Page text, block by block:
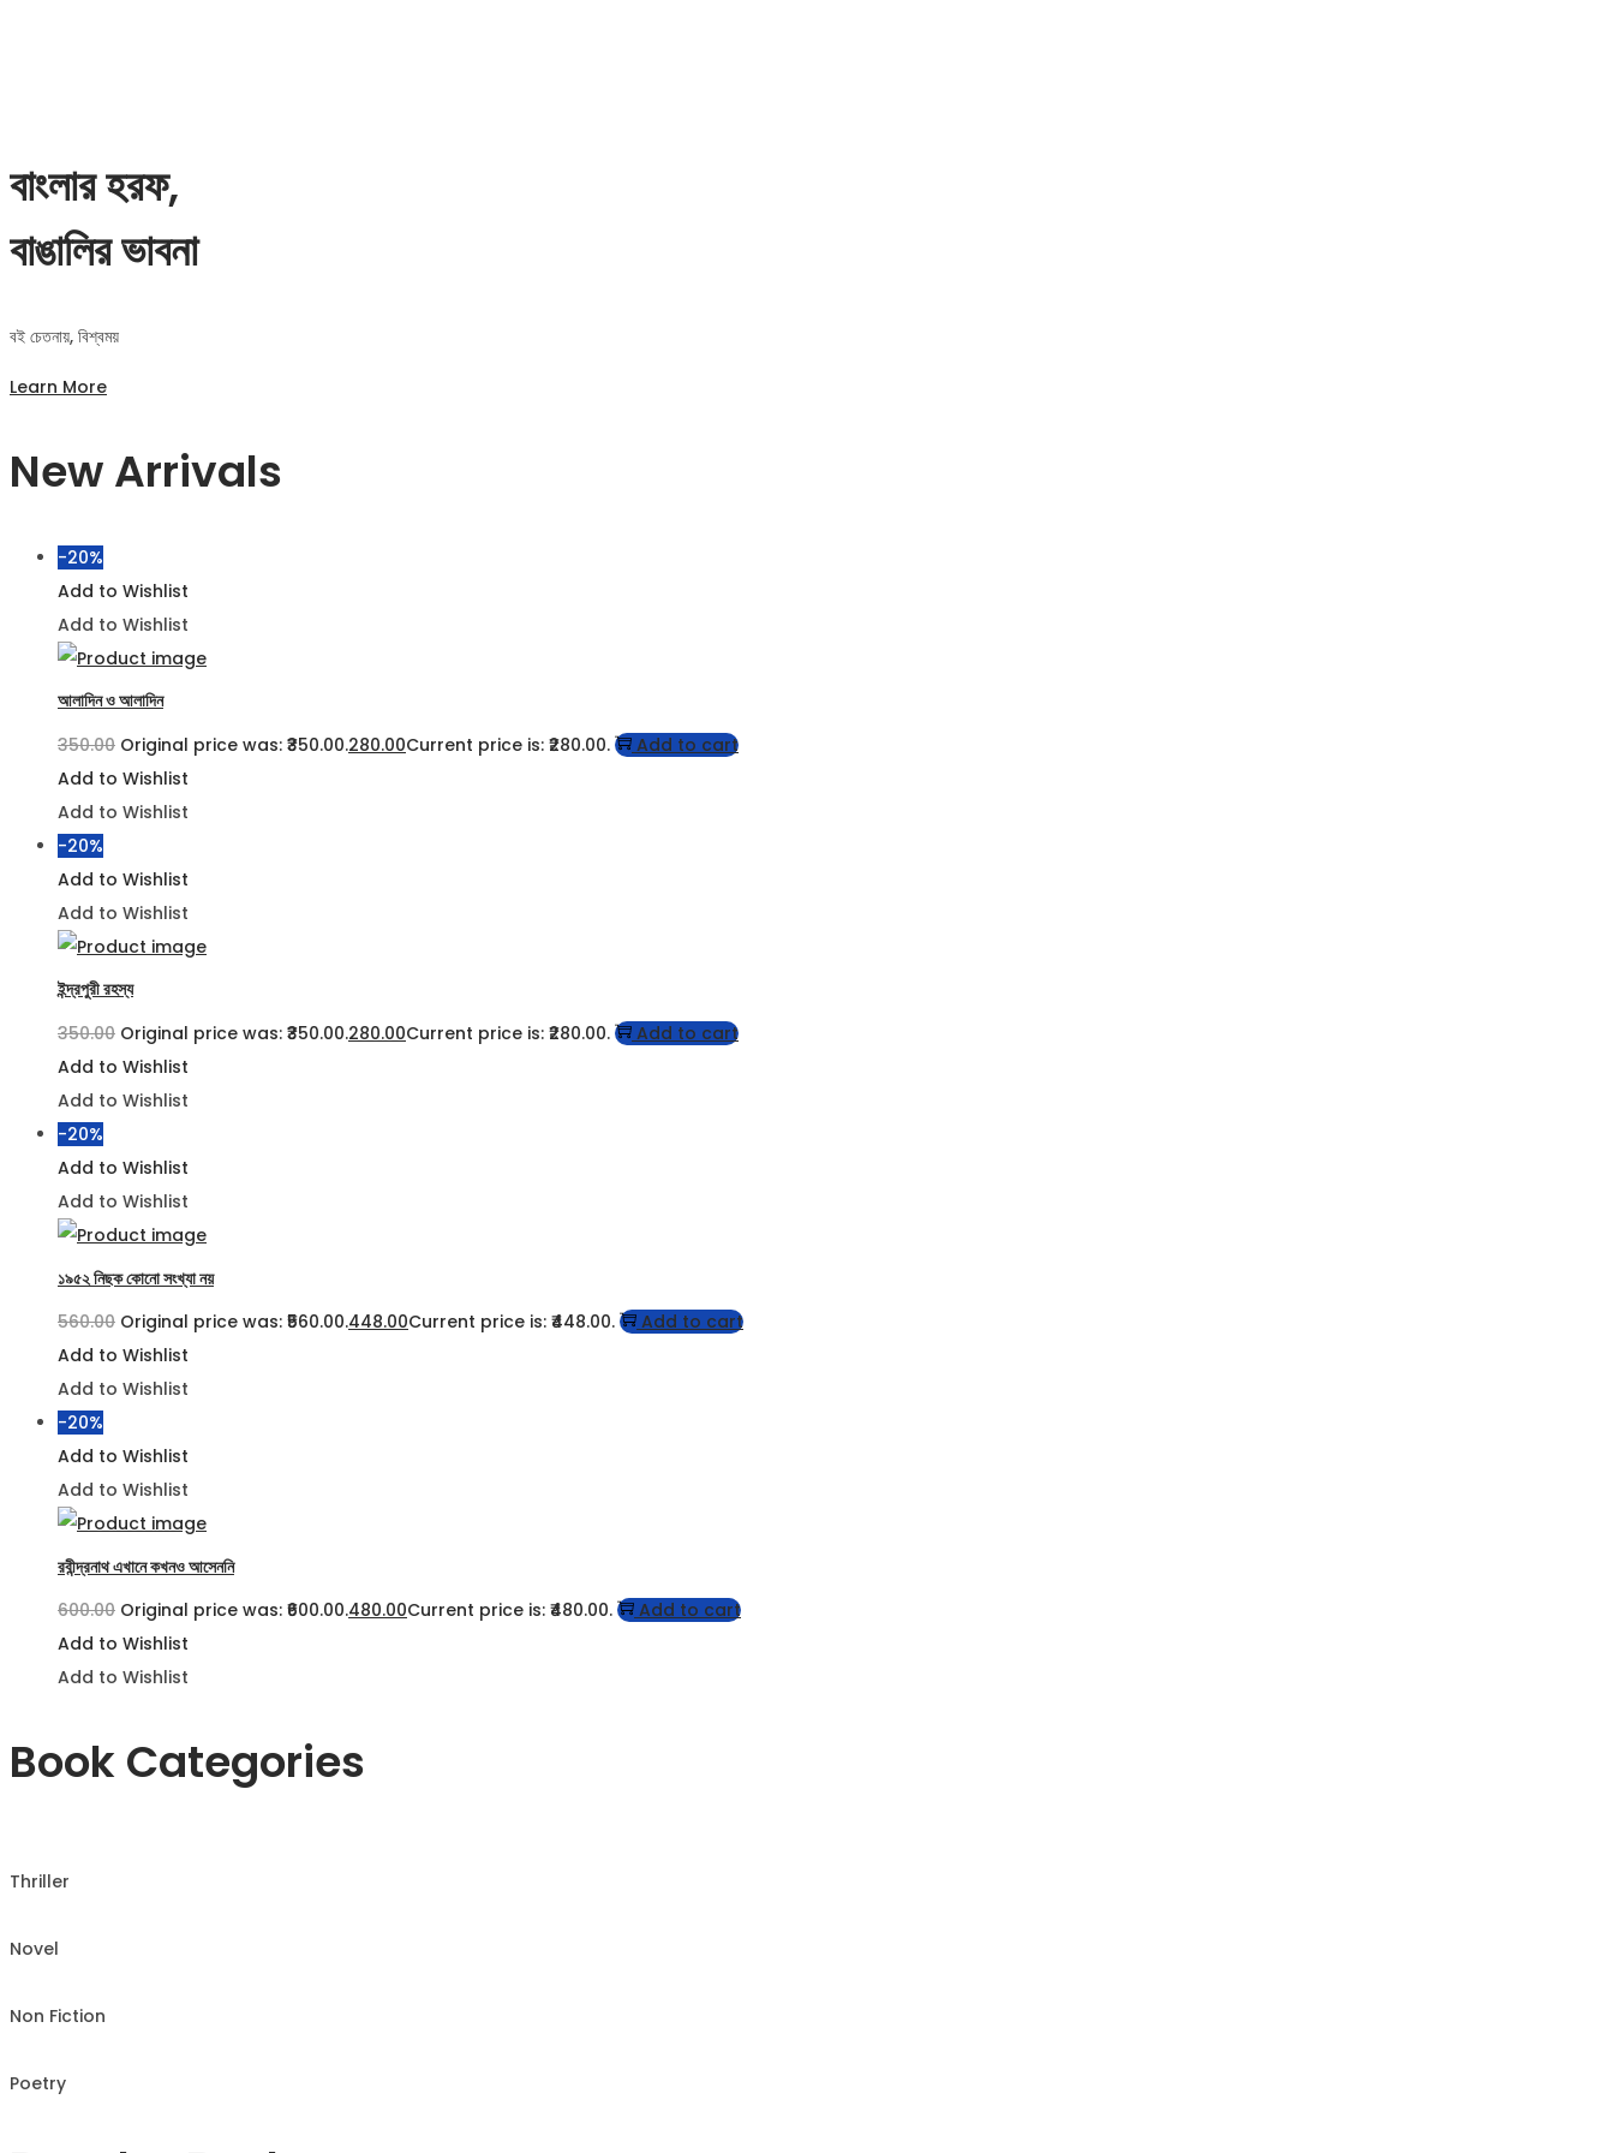
বাংলার হরফ,
বাঙালির ভাবনা
বই চেতনায়, বিশ্বময়
Learn More
New Arrivals
-20%
Add to Wishlist
Add to Wishlist
আলাদিন ও আলাদিন
350.00 Original price was: ₹350.00.280.00Current price is: ₹280.00.
Add to cart
Add to Wishlist
Add to Wishlist
-20%
Add to Wishlist
Add to Wishlist
ইন্দ্রপুরী রহস্য
350.00 Original price was: ₹350.00.280.00Current price is: ₹280.00.
Add to cart
Add to Wishlist
Add to Wishlist
-20%
Add to Wishlist
Add to Wishlist
১৯৫২ নিছক কোনো সংখ্যা নয়
560.00 Original price was: ₹560.00.448.00Current price is: ₹448.00.
Add to cart
Add to Wishlist
Add to Wishlist
-20%
Add to Wishlist
Add to Wishlist
রবীন্দ্রনাথ এখানে কখনও আসেননি
600.00 Original price was: ₹600.00.480.00Current price is: ₹480.00.
Add to cart
Add to Wishlist
Add to Wishlist
Book Categories
Thriller
Novel
Non Fiction
Poetry